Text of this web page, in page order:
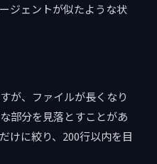
ジェントが似たような状
が、ファイルが長くなり
部分を見落とすことがあ
けに絞り、200行以内を目